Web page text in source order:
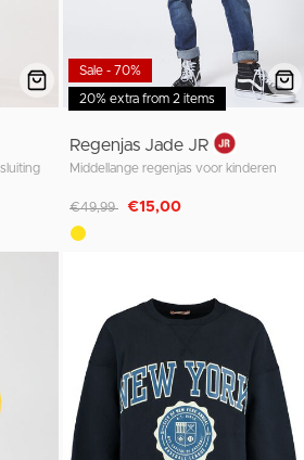
20% extra from 2 items
Sale - 70%
Regenjas Jade JR
Middellange regenjas voor kinderen
Afgeprijsd van
€49,99 naar
€15,00